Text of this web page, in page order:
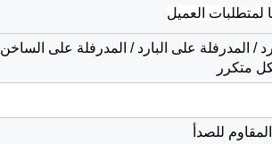
لمتطلبات العميل
/ المدرفلة على البارد / المدرفلة على الساخن
متكرر
للصدأ